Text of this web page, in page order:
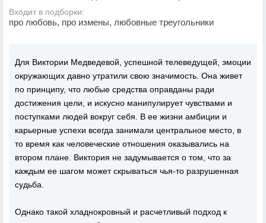
Входит в подборки:
про любовь, про измены, любовные треугольники
Для Виктории Медведевой, успешной телеведущей, эмоции
окружающих давно утратили свою значимость. Она живет
по принципу, что любые средства оправданы ради
достижения цели, и искусно манипулирует чувствами и
поступками людей вокруг себя. В ее жизни амбиции и
карьерные успехи всегда занимали центральное место, в
то время как человеческие отношения оказывались на
втором плане. Виктория не задумывается о том, что за
каждым ее шагом может скрываться чья-то разрушенная
судьба.
Однако такой хладнокровный и расчетливый подход к